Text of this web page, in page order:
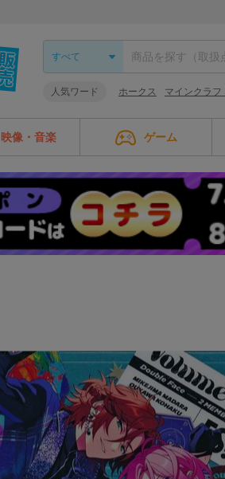
人気ワード ホークス マインクラフ
映像・音楽 ゲーム